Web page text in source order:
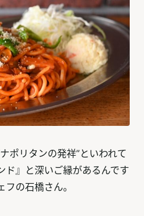
ポリタンの発祥”といわれて
ド』と深いご縁があるんです
の石橋さん。